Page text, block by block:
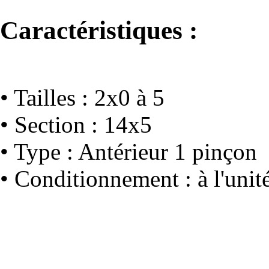
Caractéristiques :
• Tailles : 2x0 à 5
• Section : 14x5
• Type : Antérieur 1 pinçon
• Conditionnement : à